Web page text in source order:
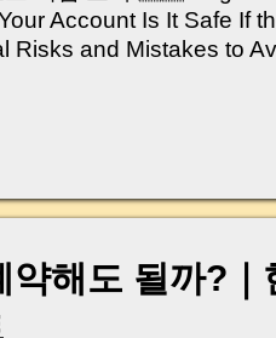
Account Is It Safe If
Risks and Mistakes to
되는 순간 입니다. 실제
게 말씀하십니다. “내 대
떡하죠?” 이 모든 불안,
로 아주 쉽게 풀어드리
아니라 “내 집을 완성
해도 될까?｜